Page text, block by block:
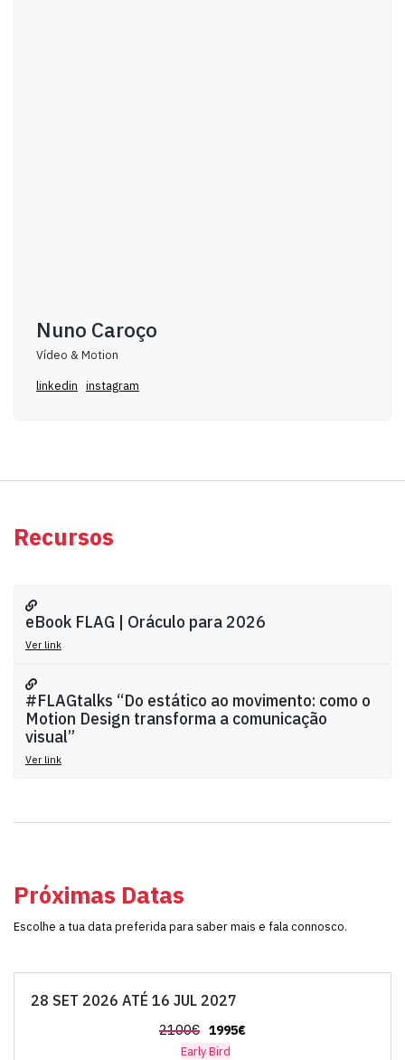
Nuno Caroço
Vídeo & Motion
linkedin instagram
Recursos
eBook FLAG | Oráculo para 2026
Ver link
#FLAGtalks “Do estático ao movimento: como o
Motion Design transforma a comunicação
visual”
Ver link
Próximas Datas
Escolhe a tua data preferida para saber mais e fala connosco.
28 SET 2026 ATÉ 16 JUL 2027
2100€ 1995€
Early Bird